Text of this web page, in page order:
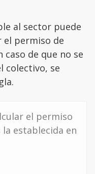
al sector puede
el permiso de
caso de que no se
colectivo, se
el permiso
establecida en